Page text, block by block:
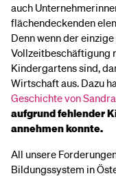
auch
flächendeckenden
Denn wenn der
Vollzeitbeschäftigung
Kindergartens sind,
Wirtschaft aus. Dazu
Geschichte von Sandra
aufgrund fehlender
annehmen konnte.
All unsere
Bildungssystem in